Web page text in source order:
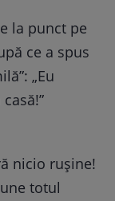
la punct pe
ce a spus
„Eu
nicio rușine!
totul